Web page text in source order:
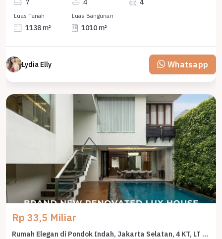
7 4 4
Luas Tanah
1138 m²
Luas Bangunan
1010 m²
Lydia Elly Whatsapp
Rp 33,5 Miliar
Rumah Elegan di Pondok Indah, Jakarta Selatan, 4 KT, LT 450m²